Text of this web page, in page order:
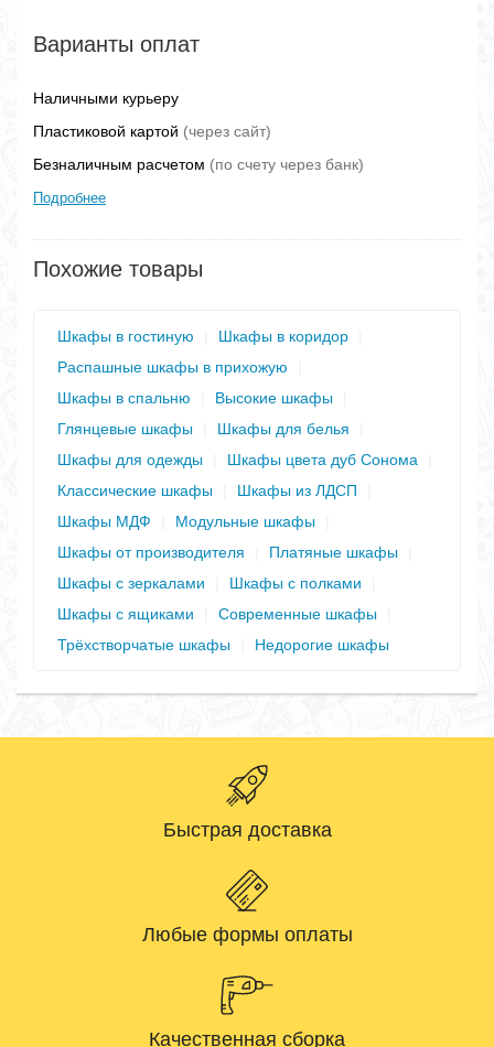
Варианты оплат
Наличными курьеру
Пластиковой картой (через сайт)
Безналичным расчетом (по счету через банк)
Подробнее
Похожие товары
Шкафы в гостиную Шкафы в коридор
Распашные шкафы в прихожую
Шкафы в спальню
Высокие шкафы
Глянцевые шкафы
Шкафы для белья
Шкафы для одежды
Шкафы цвета дуб Сонома
Классические шкафы
Шкафы из ЛДСП
Шкафы МДФ
Модульные шкафы
Шкафы от производителя
Платяные шкафы
Шкафы с зеркалами
Шкафы с полками
Шкафы с ящиками
Современные шкафы
Трёхстворчатые шкафы
Недорогие шкафы
Быстрая доставка
Любые формы оплаты
Качественная сборка